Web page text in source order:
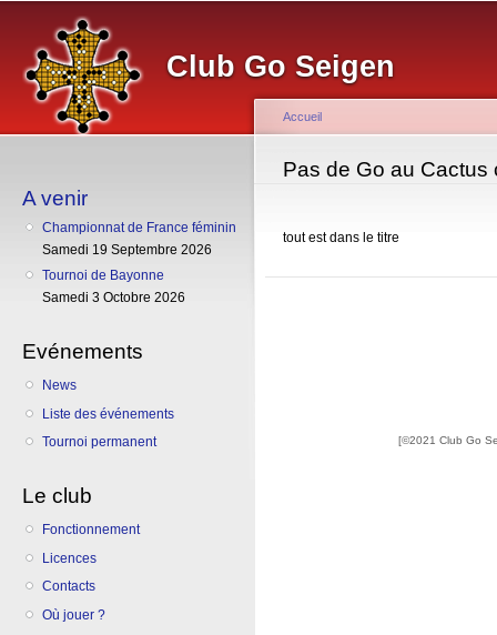
Club Go Seigen
A venir
Championnat de France féminin
Samedi 19 Septembre 2026
Tournoi de Bayonne
Samedi 3 Octobre 2026
Evénements
News
Liste des événements
Tournoi permanent
Le club
Fonctionnement
Licences
Contacts
Où jouer ?
Vous êtes ici
Accueil
Pas de Go au Cactus
tout est dans le titre
[©2021 Club Go